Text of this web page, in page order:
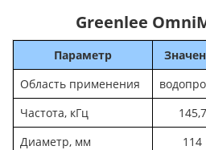
Greenlee
Параметр
Область применения
Частота, кГц
145,7
Диаметр, мм
114